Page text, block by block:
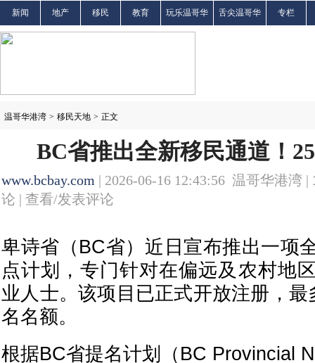
新闻 地产 移民 教育 玩乐温哥华 舌尖温哥华 专栏
温哥华港湾 > 移民天地 > 正文
BC省推出全新移民通道！
www.bcbay.com | 2026-06-16 12:43:56 温哥华港湾 |
论 | 查看/发表评论
卑诗省（BC省）近日宣布推出一项
点计划，专门针对在偏远及农村地
业人士。该项目已正式开放注册，
名名额。
根据BC省提名计划（BC Provincial